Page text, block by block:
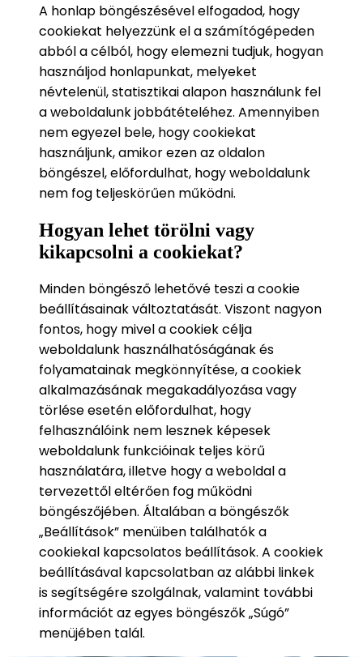
A honlap böngészésével elfogadod, hogy
cookiekat helyezzünk el a számítógépeden
abból a célból, hogy elemezni tudjuk, hogyan
használjod honlapunkat, melyeket
névtelenül, statisztikai alapon használunk fel
a weboldalunk jobbátételéhez. Amennyiben
nem egyezel bele, hogy cookiekat
használjunk, amikor ezen az oldalon
böngészel, előfordulhat, hogy weboldalunk
nem fog teljeskörűen működni.
Hogyan lehet törölni vagy
kikapcsolni a cookiekat?
Minden böngésző lehetővé teszi a cookie
beállításainak változtatását. Viszont nagyon
fontos, hogy mivel a cookiek célja
weboldalunk használhatóságának és
folyamatainak megkönnyítése, a cookiek
alkalmazásának megakadályozása vagy
törlése esetén előfordulhat, hogy
felhasználóink nem lesznek képesek
weboldalunk funkcióinak teljes körű
használatára, illetve hogy a weboldal a
tervezettől eltérően fog működni
böngészőjében. Általában a böngészők
„Beállítások” menüiben találhatók a
cookiekal kapcsolatos beállítások. A cookiek
beállításával kapcsolatban az alábbi linkek
is segítségére szolgálnak, valamint további
információt az egyes böngészők „Súgó”
menüjében talál.